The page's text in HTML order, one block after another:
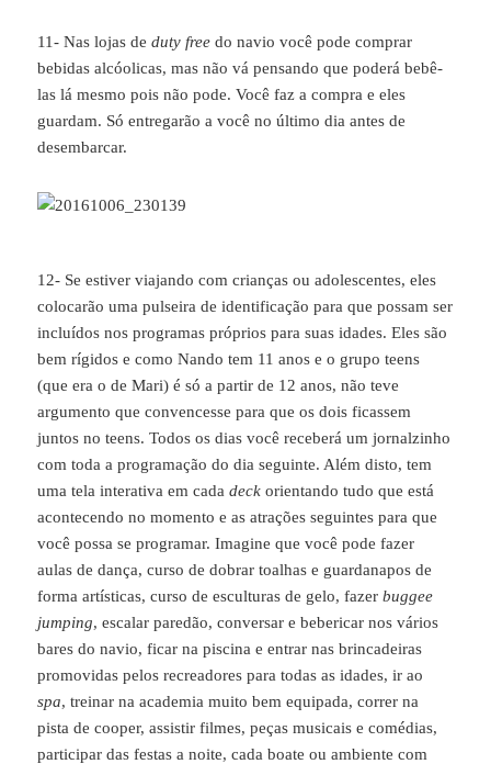
11- Nas lojas deduty free do navio você pode comprar
bebidas alcóolicas, mas não vá pensando que poderá bebê-
las lá mesmo pois não pode. Você faz a compra e eles
guardam. Só entregarão a você no último dia antes de
desembarcar.
12- Se estiver viajando com crianças ou adolescentes, eles
colocarão uma pulseira de identificação para que possam ser
incluídos nos programas próprios para suas idades. Eles são
bem rígidos e como Nando tem 11 anos e o grupo teens
(que era o de Mari) é só a partir de 12 anos, não teve
argumento que convencesse para que os dois ficassem
juntos no teens. Todos os dias você receberá um jornalzinho
com toda a programação do dia seguinte. Além disto, tem
uma tela interativa em cadadeck orientando tudo que está
acontecendo no momento e as atrações seguintes para que
você possa se programar. Imagine que você pode fazer
aulas de dança, curso de dobrar toalhas e guardanapos de
forma artísticas, curso de esculturas de gelo, fazerbuggee
jumping, escalar paredão, conversar e bebericar nos vários
bares do navio, ficar na piscina e entrar nas brincadeiras
promovidas pelos recreadores para todas as idades, ir ao
spa, treinar na academia muito bem equipada, correr na
pista de cooper, assistir filmes, peças musicais e comédias,
participar das festas a noite, cada boate ou ambiente com